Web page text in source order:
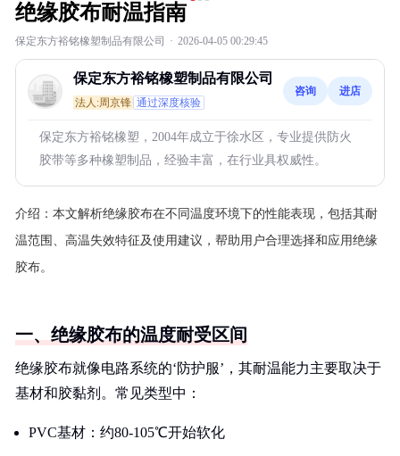
绝缘胶布耐温指南
保定东方裕铭橡塑制品有限公司 · 2026-04-05 00:29:45
保定东方裕铭橡塑制品有限公司
法人:周京锋 通过深度核验
咨询 进店
保定东方裕铭橡塑，2004年成立于徐水区，专业提供防火
胶带等多种橡塑制品，经验丰富，在行业具权威性。
介绍： 本文解析绝缘胶布在不同温度环境下的性能表现，包括其耐
温范围、高温失效特征及使用建议，帮助用户合理选择和应用绝缘
胶布。
一、绝缘胶布的温度耐受区间
绝缘胶布就像电路系统的‘防护服’，其耐温能力主要取决于
基材和胶黏剂。常见类型中：
PVC基材：约80-105℃开始软化